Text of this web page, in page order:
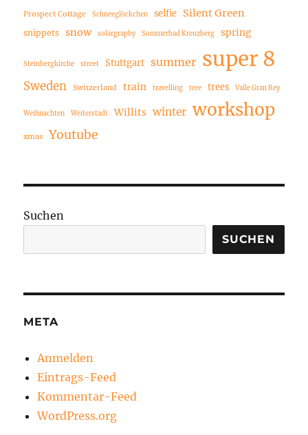
Prospect Cottage Schneeglöckchen selfie Silent Green
snippets snow solargraphy Sommerbad Kreuzberg spring
Steinbergkirche street Stuttgart summer super 8
Sweden Switzerland train travelling tree trees Valle Gran Rey
Weihnachten Weiterstadt Willits winter workshop
xmas Youtube
Suchen
SUCHEN
META
Anmelden
Eintrags-Feed
Kommentar-Feed
WordPress.org